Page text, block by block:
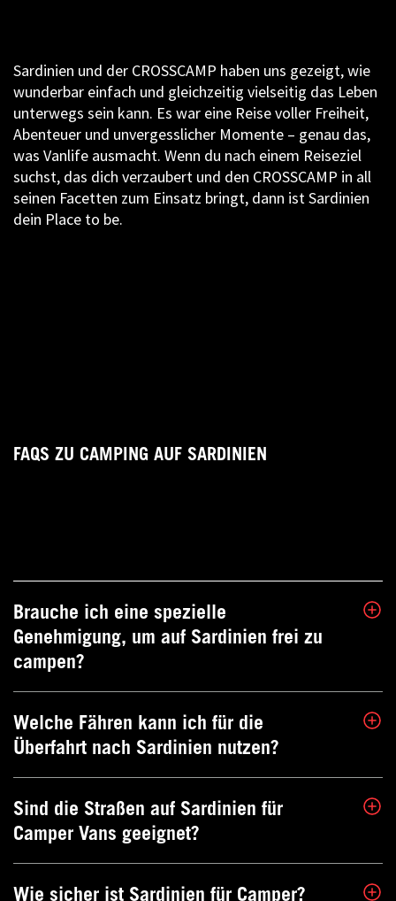
Sardinien und der CROSSCAMP haben uns gezeigt, wie
wunderbar einfach und gleichzeitig vielseitig das Leben
unterwegs sein kann. Es war eine Reise voller Freiheit,
Abenteuer und unvergesslicher Momente – genau das,
was Vanlife ausmacht. Wenn du nach einem Reiseziel
suchst, das dich verzaubert und den CROSSCAMP in all
seinen Facetten zum Einsatz bringt, dann ist Sardinien
dein Place to be.
FAQS ZU CAMPING AUF SARDINIEN
Brauche ich eine spezielle
Genehmigung, um auf Sardinien frei zu
campen?
Wildcampen ist auf Sardinien
grundsätzlich nicht erlaubt. Es gibt jedoch
Vans wie den CROSSCAMP geeignet sind.
Welche Fähren kann ich für die
Überfahrt nach Sardinien nutzen?
Es gibt verschiedene Fährgesellschaften
wie Moby und Grimaldi Lines, die
Sind die Straßen auf Sardinien für
Camper Vans geeignet?
Wie sicher ist Sardinien für Camper?